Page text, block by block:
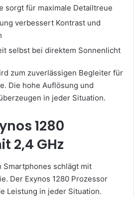
sorgt für maximale Detailtreue
verbessert Kontrast und
selbst bei direktem Sonnenlicht
zum zuverlässigen Begleiter für
Die hohe Auflösung und
in jeder Situation.
1280
2,4 GHz
Smartphones schlägt mit
Der Exynos 1280 Prozessor
Leistung in jeder Situation.